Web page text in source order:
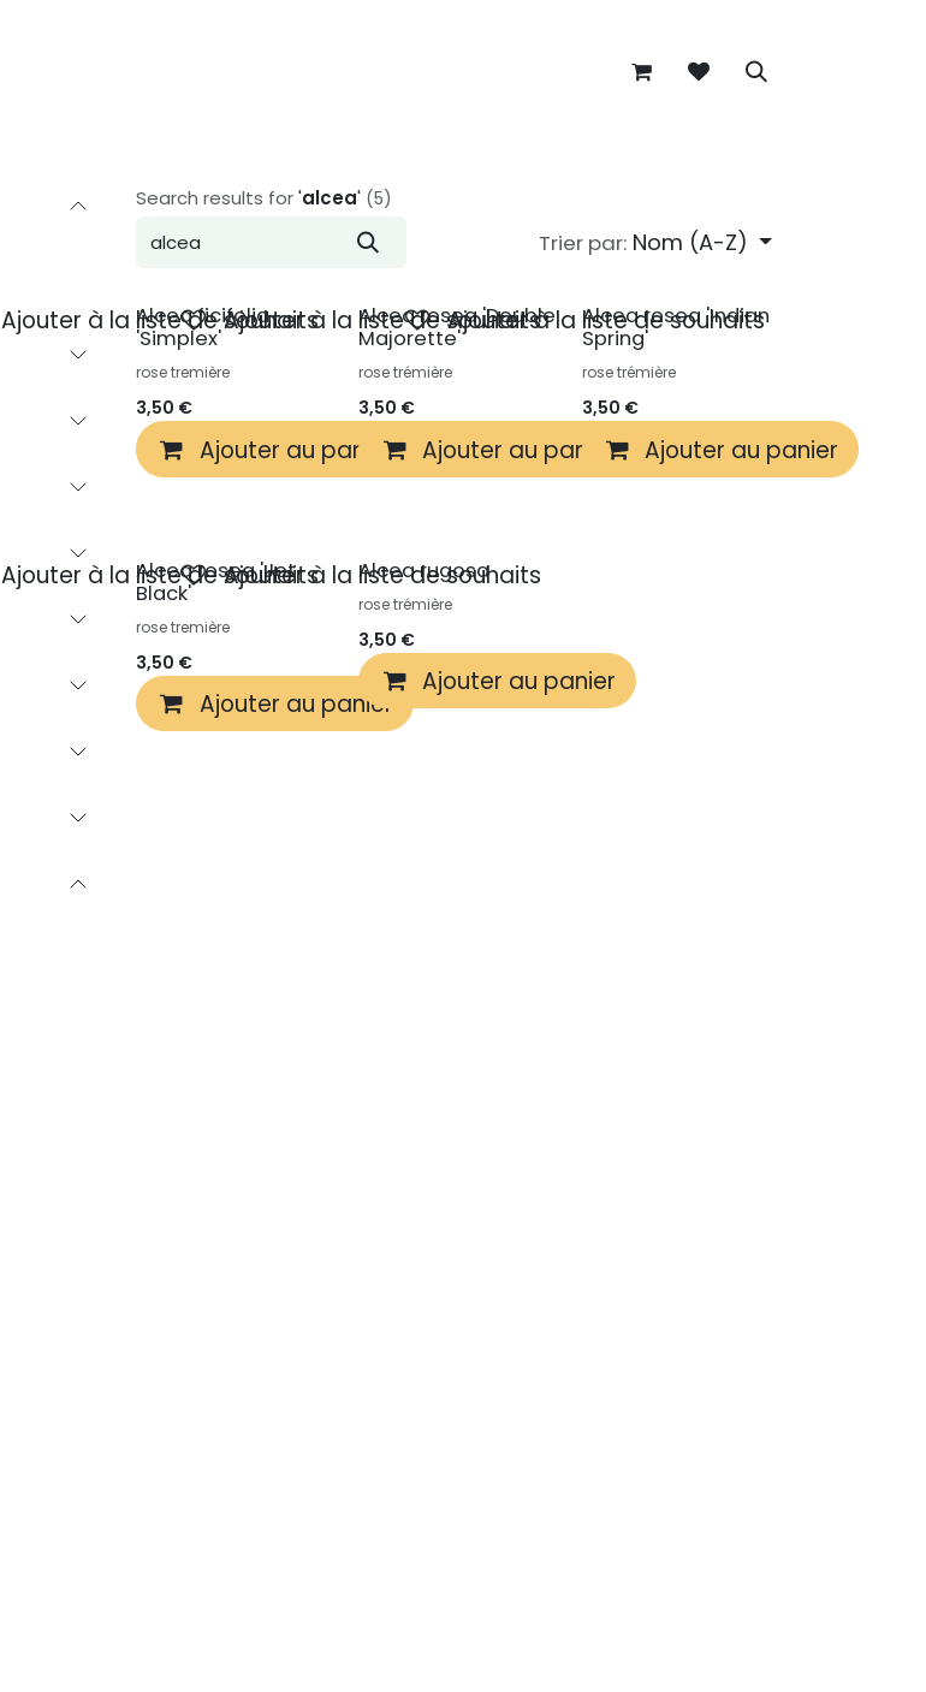
Search results for'alcea' (5)
Trier par: Nom (A-Z)
Alcea ficifolia
'Simplex'
rose tremière
3,50 €
Ajouter au panier
Ajouter à la liste de souhaits
Alcea rosea 'Double
Majorette'
rose trémière
3,50 €
Ajouter au panier
Ajouter à la liste de souhaits
Alcea rosea 'Indian
Spring'
rose trémière
3,50 €
Ajouter au panier
Ajouter à la liste de souhaits
Alcea rosea 'Jet
Black'
rose tremière
3,50 €
Ajouter au panier
Ajouter à la liste de souhaits Alcea rugosa
rose trémière
3,50 €
Ajouter au panier
Ajouter à la liste de souhaits